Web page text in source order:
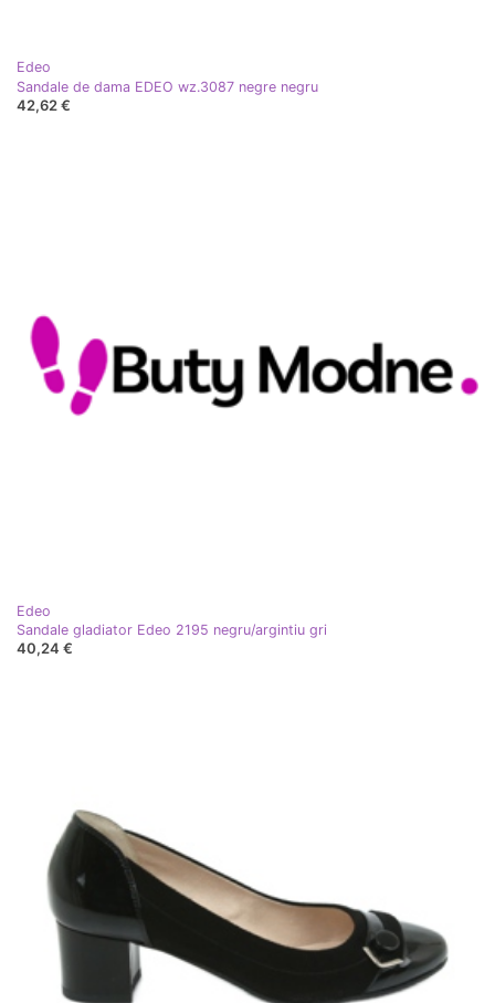
Edeo
Sandale de dama EDEO wz.3087 negre negru
42,62 €
Edeo
Sandale gladiator Edeo 2195 negru/argintiu gri
40,24 €